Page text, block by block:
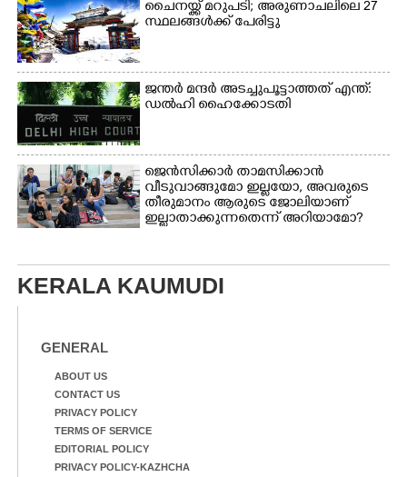
ചൈനയ്ക്ക് മറുപടി; അരുണാചലിലെ 27
സ്ഥലങ്ങൾക്ക് പേരിട്ടു
ജന്ത‌‌ർ മന്ദർ അടച്ചുപൂട്ടാത്തത് എന്ത്:
ഡൽഹി ഹൈക്കോടതി
ജെൻസിക്കാർ താമസിക്കാൻ
വീടുവാങ്ങുമോ ഇല്ലയോ, അവരുടെ
തീരുമാനം ആരുടെ ജോലിയാണ്
ഇല്ലാതാക്കുന്നതെന്ന് അറിയാമോ?
KERALA KAUMUDI
GENERAL
ABOUT US
CONTACT US
PRIVACY POLICY
TERMS OF SERVICE
EDITORIAL POLICY
PRIVACY POLICY-KAZHCHA